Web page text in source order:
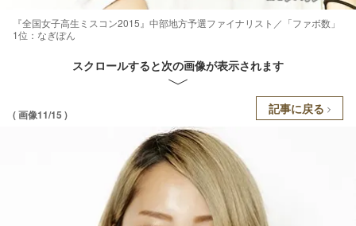
『全国女子高生ミスコン2015』中部地方予選ファイナリスト／「ファボ数」
1位：なぎぽん
スクロールすると次の画像が表示されます
( 画像11/15 ) 記事に戻る